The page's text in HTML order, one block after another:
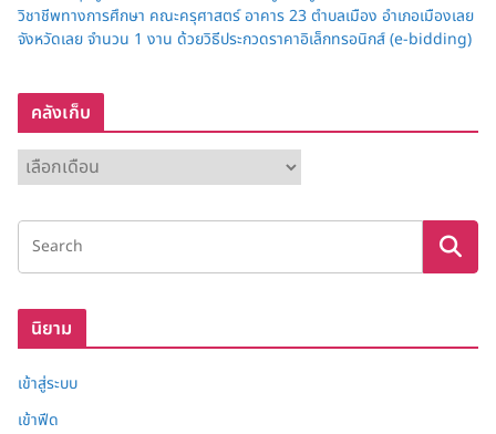
วิชาชีพทางการศึกษา คณะครุศาสตร์ อาคาร 23 ตำบลเมือง อำเภอเมืองเลย
จังหวัดเลย จำนวน 1 งาน ด้วยวิธีประกวดราคาอิเล็กทรอนิกส์ (e-bidding)
คลังเก็บ
ลั
ง
ก็
นิยาม
เข้าสู่ระบบ
เข้าฟีด